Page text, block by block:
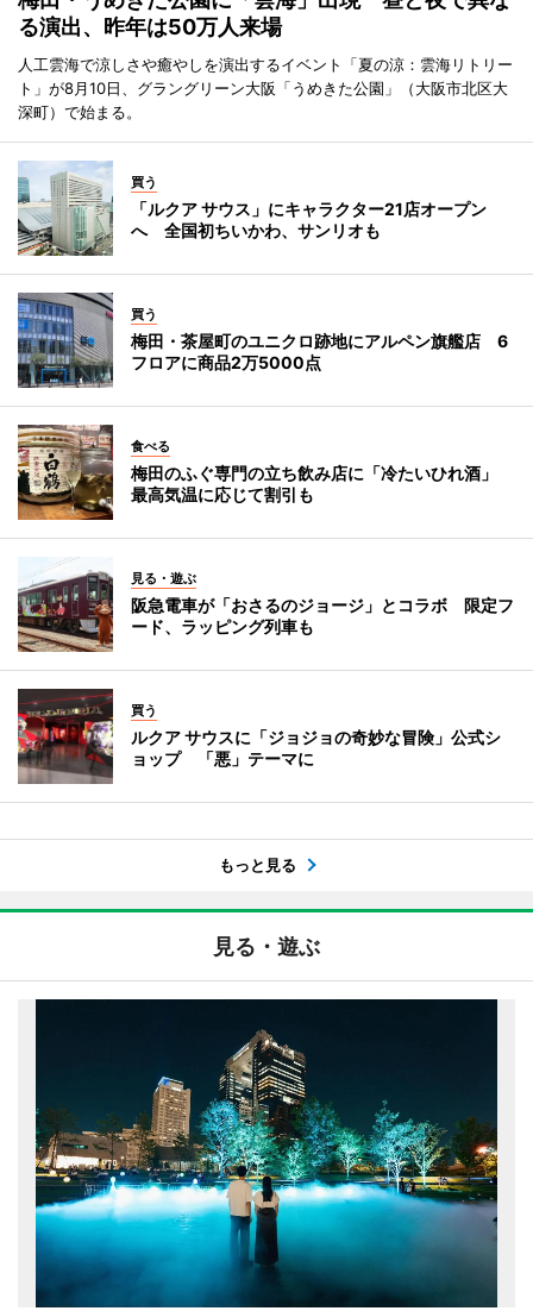
る演出、昨年は50万人来場
人工雲海で涼しさや癒やしを演出するイベント「夏の涼：雲海リトリー
ト」が8月10日、グラングリーン大阪「うめきた公園」（大阪市北区大
深町）で始まる。
買う
「ルクア サウス」にキャラクター21店オープン
へ 全国初ちいかわ、サンリオも
買う
梅田・茶屋町のユニクロ跡地にアルペン旗艦店 6
フロアに商品2万5000点
食べる
梅田のふぐ専門の立ち飲み店に「冷たいひれ酒」
最高気温に応じて割引も
見る・遊ぶ
阪急電車が「おさるのジョージ」とコラボ 限定フ
ード、ラッピング列車も
買う
ルクア サウスに「ジョジョの奇妙な冒険」公式シ
ョップ 「悪」テーマに
もっと見る
見る・遊ぶ